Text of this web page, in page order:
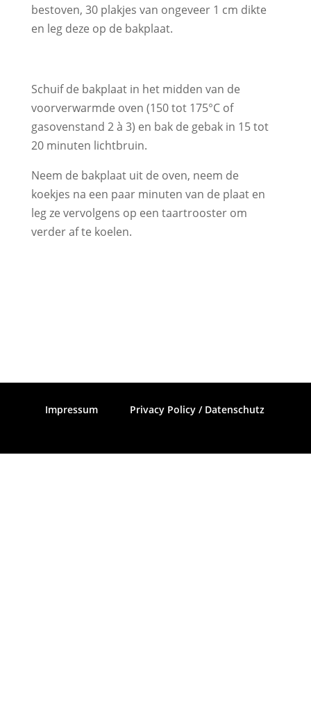
bestoven, 30 plakjes van ongeveer 1 cm dikte
en leg deze op de bakplaat.
Schuif de bakplaat in het midden van de
voorverwarmde oven (150 tot 175°C of
gasovenstand 2 à 3) en bak de gebak in 15 tot
20 minuten lichtbruin.
Neem de bakplaat uit de oven, neem de
koekjes na een paar minuten van de plaat en
leg ze vervolgens op een taartrooster om
verder af te koelen.
Impressum Privacy Policy / Datenschutz